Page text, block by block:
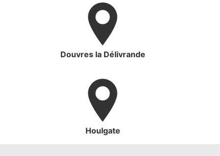
Douvres la Délivrande
Houlgate